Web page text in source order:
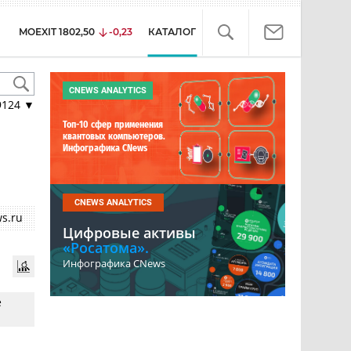
MOEXIT 1802,50 -0,23 КАТАЛОГ
▼
CNEWS ANALYTICS
Топ-10 сфер применения
квантовых компьютеров.
Инфографика CNews
CNEWS ANALYTICS
Цифровые активы
«Росатома».
Инфографика CNews